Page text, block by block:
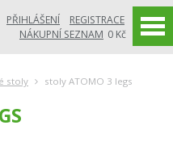
PŘIHLÁŠENÍ
REGISTRACE
NÁKUPNÍ SEZNAM 0 Kč
stoly stoly ATOMO 3 legs